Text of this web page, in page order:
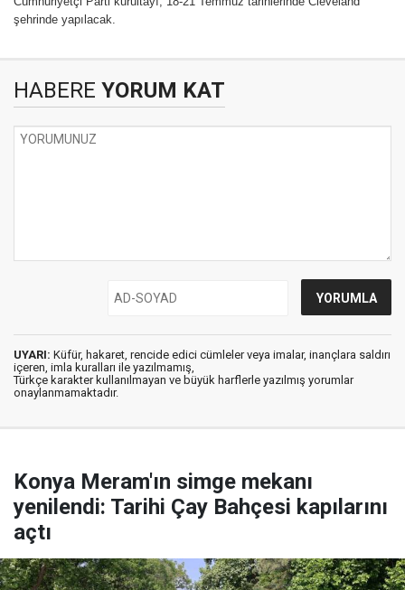
şehrinde yapılacak.
HABERE YORUM KAT
UYARI: Küfür, hakaret, rencide edici cümleler veya imalar, inançlara saldırı
içeren, imla kuralları ile yazılmamış,
Türkçe karakter kullanılmayan ve büyük harflerle yazılmış yorumlar
onaylanmamaktadır.
Konya Meram'ın simge mekanı
yenilendi: Tarihi Çay Bahçesi kapılarını
açtı